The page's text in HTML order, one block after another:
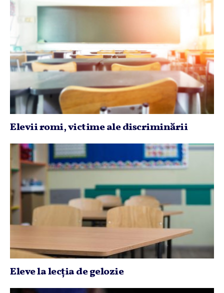
Elevii romi, victime ale discriminării
Eleve la lecţia de gelozie